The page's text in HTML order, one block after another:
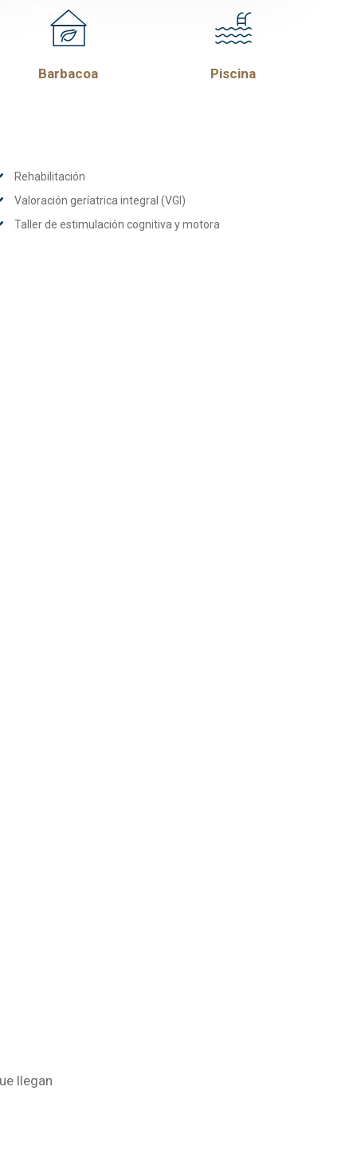
Barbacoa Piscina
Rehabilitación
Valoración geríatrica integral (VGI)
Taller de estimulación cognitiva y motora
llegan